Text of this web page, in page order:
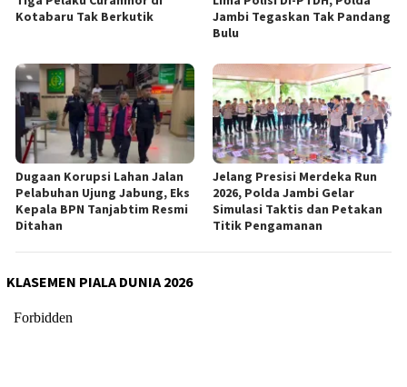
Kotabaru Tak Berkutik
Jambi Tegaskan Tak Pandang
Bulu
Dugaan Korupsi Lahan Jalan
Pelabuhan Ujung Jabung, Eks
Kepala BPN Tanjabtim Resmi
Ditahan
Jelang Presisi Merdeka Run
2026, Polda Jambi Gelar
Simulasi Taktis dan Petakan
Titik Pengamanan
KLASEMEN PIALA DUNIA 2026